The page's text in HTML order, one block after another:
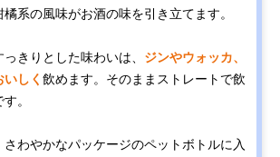
系の風味がお酒の味を引き立てます。
きりとした味わいは、 ジンやウォッカ、
しく 飲めます。そのままストレートで飲
。
わやかなパッケージのペットボトルに入